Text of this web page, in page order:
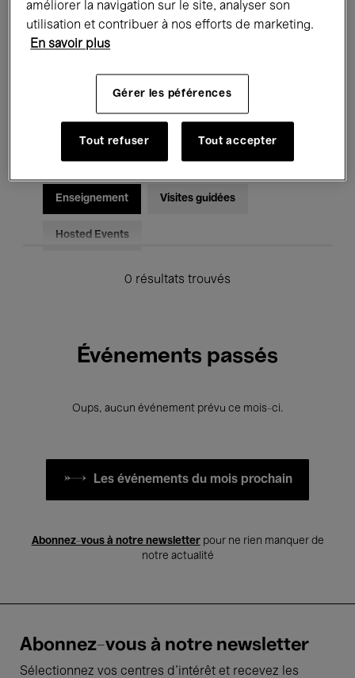
Rencontres & Débats Jazz
Musique électronique
Pour tous Kids’ Palace
Enseignement Visites guidées
Hosted Events
0 résultats trouvés
Événements passés
Oups, aucun événement prévu ce mois-ci.
Les événements du mois prochain
Abonnez-vous à notre newsletterpour ne rien manquer de
notre actualité
Abonnez-vous à notre newsletter
Sélectionnez vos centres d'intérêt et recevez les
améliorer la navigation sur le site, analyser son
utilisation et contribuer à nos efforts de marketing.
En savoir plus
Gérer les péférences
Tout refuser Tout accepter